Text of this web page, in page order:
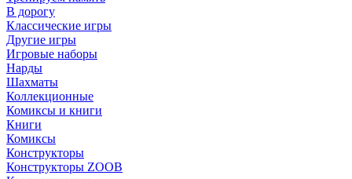
В дорогу
Классические игры
Другие игры
Игровые наборы
Нарды
Шахматы
Коллекционные
Комиксы и книги
Книги
Комиксы
Конструкторы
Конструкторы ZOOB